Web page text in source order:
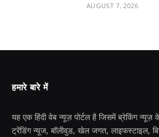
AUGUST 7, 2026
हमारे बारे में
यह एक हिंदी वेब न्यूज़ पोर्टल है जिसमें ब्रेकिंग न्यूज़
ट्रेंडिंग न्यूज, बॉलीवुड, खेल जगत, लाइफस्टाइल,